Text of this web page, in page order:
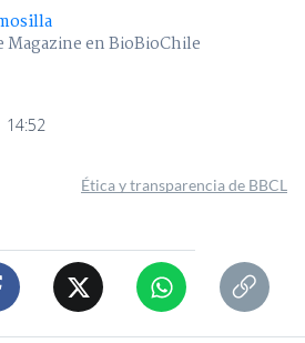
Magazine en BioBioChile
14:52
Ética y transparencia de BBCL